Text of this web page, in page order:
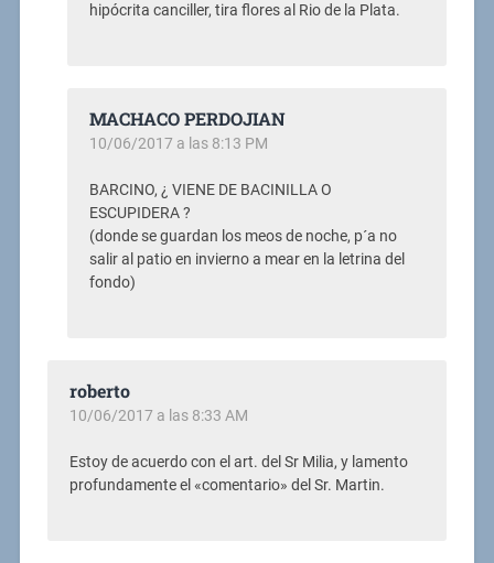
hipócrita canciller, tira flores al Rio de la Plata.
MACHACO PERDOJIAN
10/06/2017 a las 8:13 PM
BARCINO, ¿ VIENE DE BACINILLA O
ESCUPIDERA ?
(donde se guardan los meos de noche, p´a no
salir al patio en invierno a mear en la letrina del
fondo)
roberto
10/06/2017 a las 8:33 AM
Estoy de acuerdo con el art. del Sr Milia, y lamento
profundamente el «comentario» del Sr. Martin.